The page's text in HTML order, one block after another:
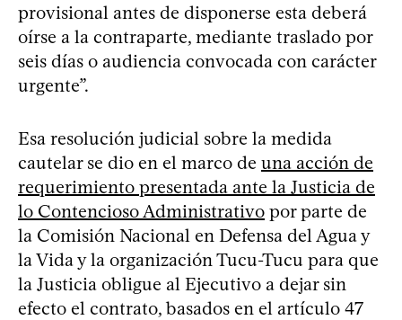
provisional antes de disponerse esta deberá
oírse a la contraparte, mediante traslado por
seis días o audiencia convocada con carácter
urgente”.
Esa resolución judicial sobre la medida
cautelar se dio en el marco de una acción de
requerimiento presentada ante la Justicia de
lo Contencioso Administrativo por parte de
la Comisión Nacional en Defensa del Agua y
la Vida y la organización Tucu-Tucu para que
la Justicia obligue al Ejecutivo a dejar sin
efecto el contrato, basados en el artículo 47